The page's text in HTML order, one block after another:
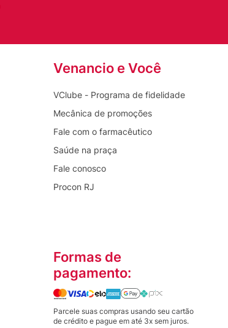
Venancio e Você
VClube - Programa de fidelidade
Mecânica de promoções
Fale com o farmacêutico
Saúde na praça
Fale conosco
Procon RJ
Formas de
pagamento:
Parcele suas compras usando seu cartão
de crédito e pague em até 3x sem juros.